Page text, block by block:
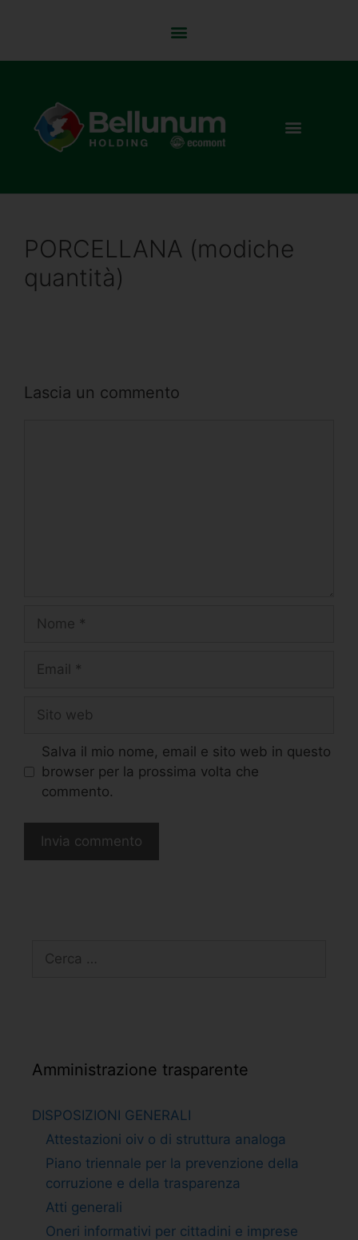
PORCELLANA (modiche
quantità)
Lascia un commento
Salva il mio nome, email e sito web in questo
browser per la prossima volta che
commento.
Amministrazione trasparente
DISPOSIZIONI GENERALI
Attestazioni oiv o di struttura analoga
Piano triennale per la prevenzione della
corruzione e della trasparenza
Atti generali
Oneri informativi per cittadini e imprese